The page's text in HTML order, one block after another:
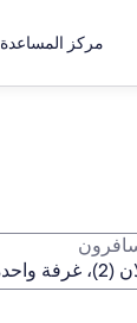
مركز المساعدة